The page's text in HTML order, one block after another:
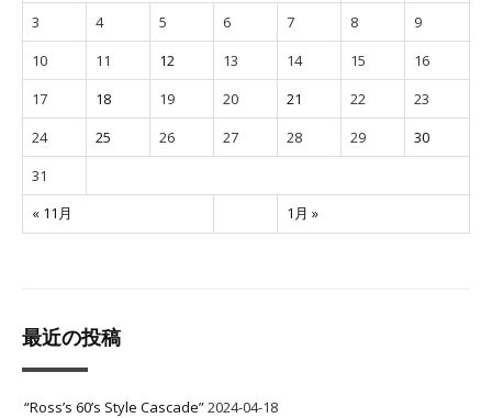
« 11月 1月 »
3
4 5 6 7 8
9
10
11 12 13 14 15
16
17
18 19 20 21 22
23
24
25 26 27 28 29
30
31
最近の投稿
“Ross’s 60’s Style Cascade”2024-04-18